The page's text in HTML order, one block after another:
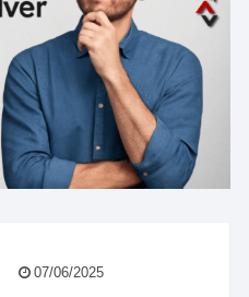
07/06/2025